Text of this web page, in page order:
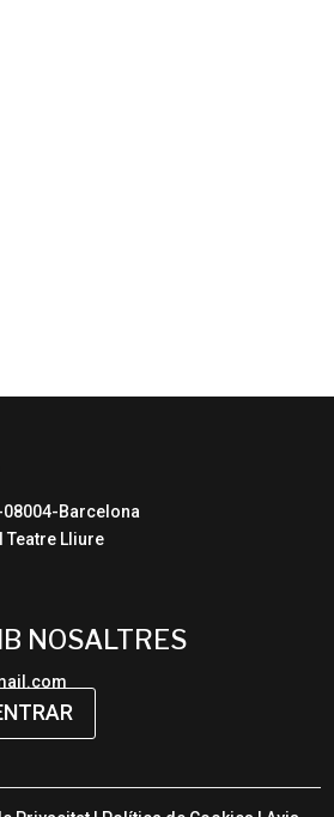
Barcelona
Lliure
NOSALTRES